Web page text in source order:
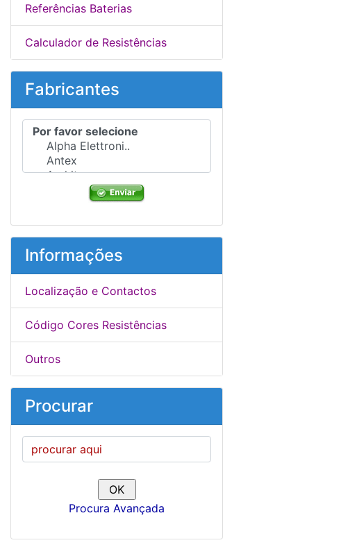
Referências Baterias
Calculador de Resistências
Fabricantes
Por favor selecione ...
Informações
Localização e Contactos
Código Cores Resistências
Outros
Procurar
Procura Avançada